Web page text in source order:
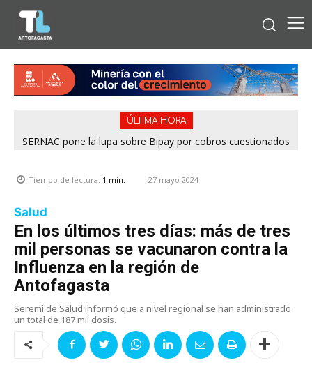
ÚLTIMA HORA
SERNAC pone la lupa sobre Bipay por cobros cuestionados
Tiempo de lectura: 1 min. 27 mayo 2024
Salud
En los últimos tres días: más de tres
mil personas se vacunaron contra la
Influenza en la región de
Antofagasta
Seremi de Salud informó que a nivel regional se han administrado
un total de 187 mil dosis.